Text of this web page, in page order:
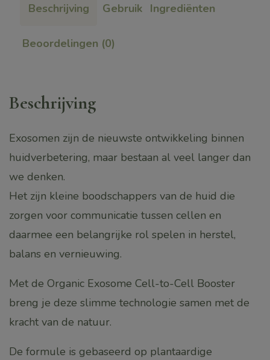
Booster
Exosomen
Beschrijving Gebruik Ingrediënten
Beoordelingen (0)
Beschrijving
Exosomen zijn de nieuwste ontwikkeling binnen
huidverbetering, maar bestaan al veel langer dan
we denken.
Het zijn kleine boodschappers van de huid die
zorgen voor communicatie tussen cellen en
daarmee een belangrijke rol spelen in herstel,
balans en vernieuwing.
Met de Organic Exosome Cell-to-Cell Booster
breng je deze slimme technologie samen met de
kracht van de natuur.
De formule is gebaseerd op plantaardige